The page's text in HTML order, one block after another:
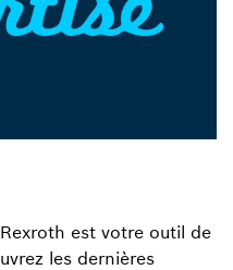
est votre outil de
les dernières